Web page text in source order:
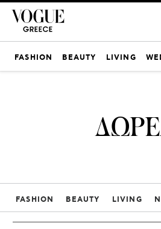
FASHION BEAUTY LIVING
FASHION BEAUTY LIVING